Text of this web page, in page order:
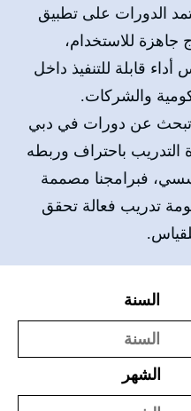
الدورات على تطبيق
جاهزة للاستخدام،
قابلة للتنفيذ داخل
والشركات.
تبحث عن دورات في دبي
التدريب باحتراف وربطه
فبرامجنا مصممة
تدريب فعالة تحقق
السنة
الشهر